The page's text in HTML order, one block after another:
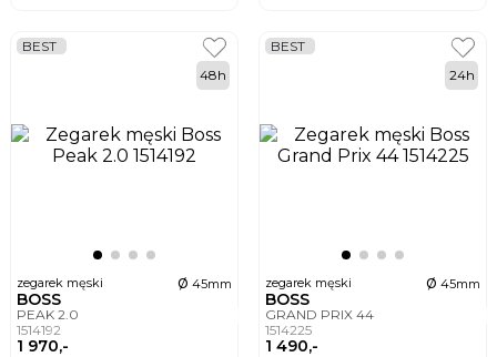
zegarek męski ø 45mm
BOSS
PEAK 2.0
1514192
1 970,-
BEST
48h
zegarek męski ø 45mm
BOSS
GRAND PRIX 44
1514225
1 490,-
BEST
24h